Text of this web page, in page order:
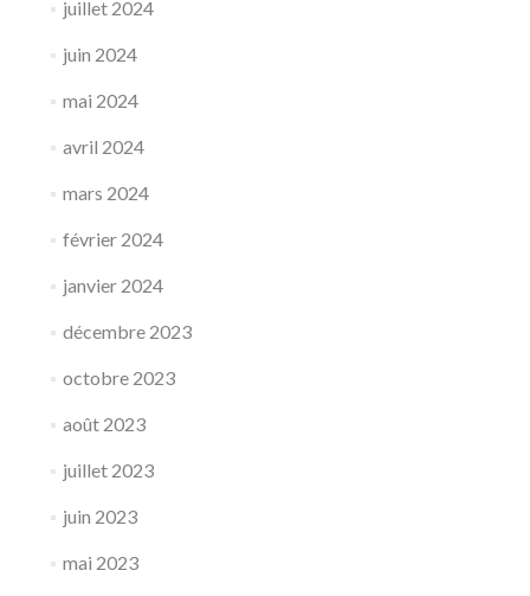
juillet 2024
juin 2024
mai 2024
avril 2024
mars 2024
février 2024
janvier 2024
décembre 2023
octobre 2023
août 2023
juillet 2023
juin 2023
mai 2023